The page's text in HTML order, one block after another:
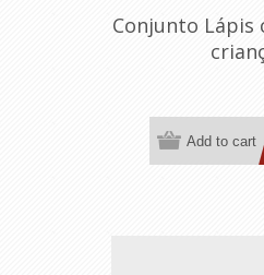
Conjunto Lápis